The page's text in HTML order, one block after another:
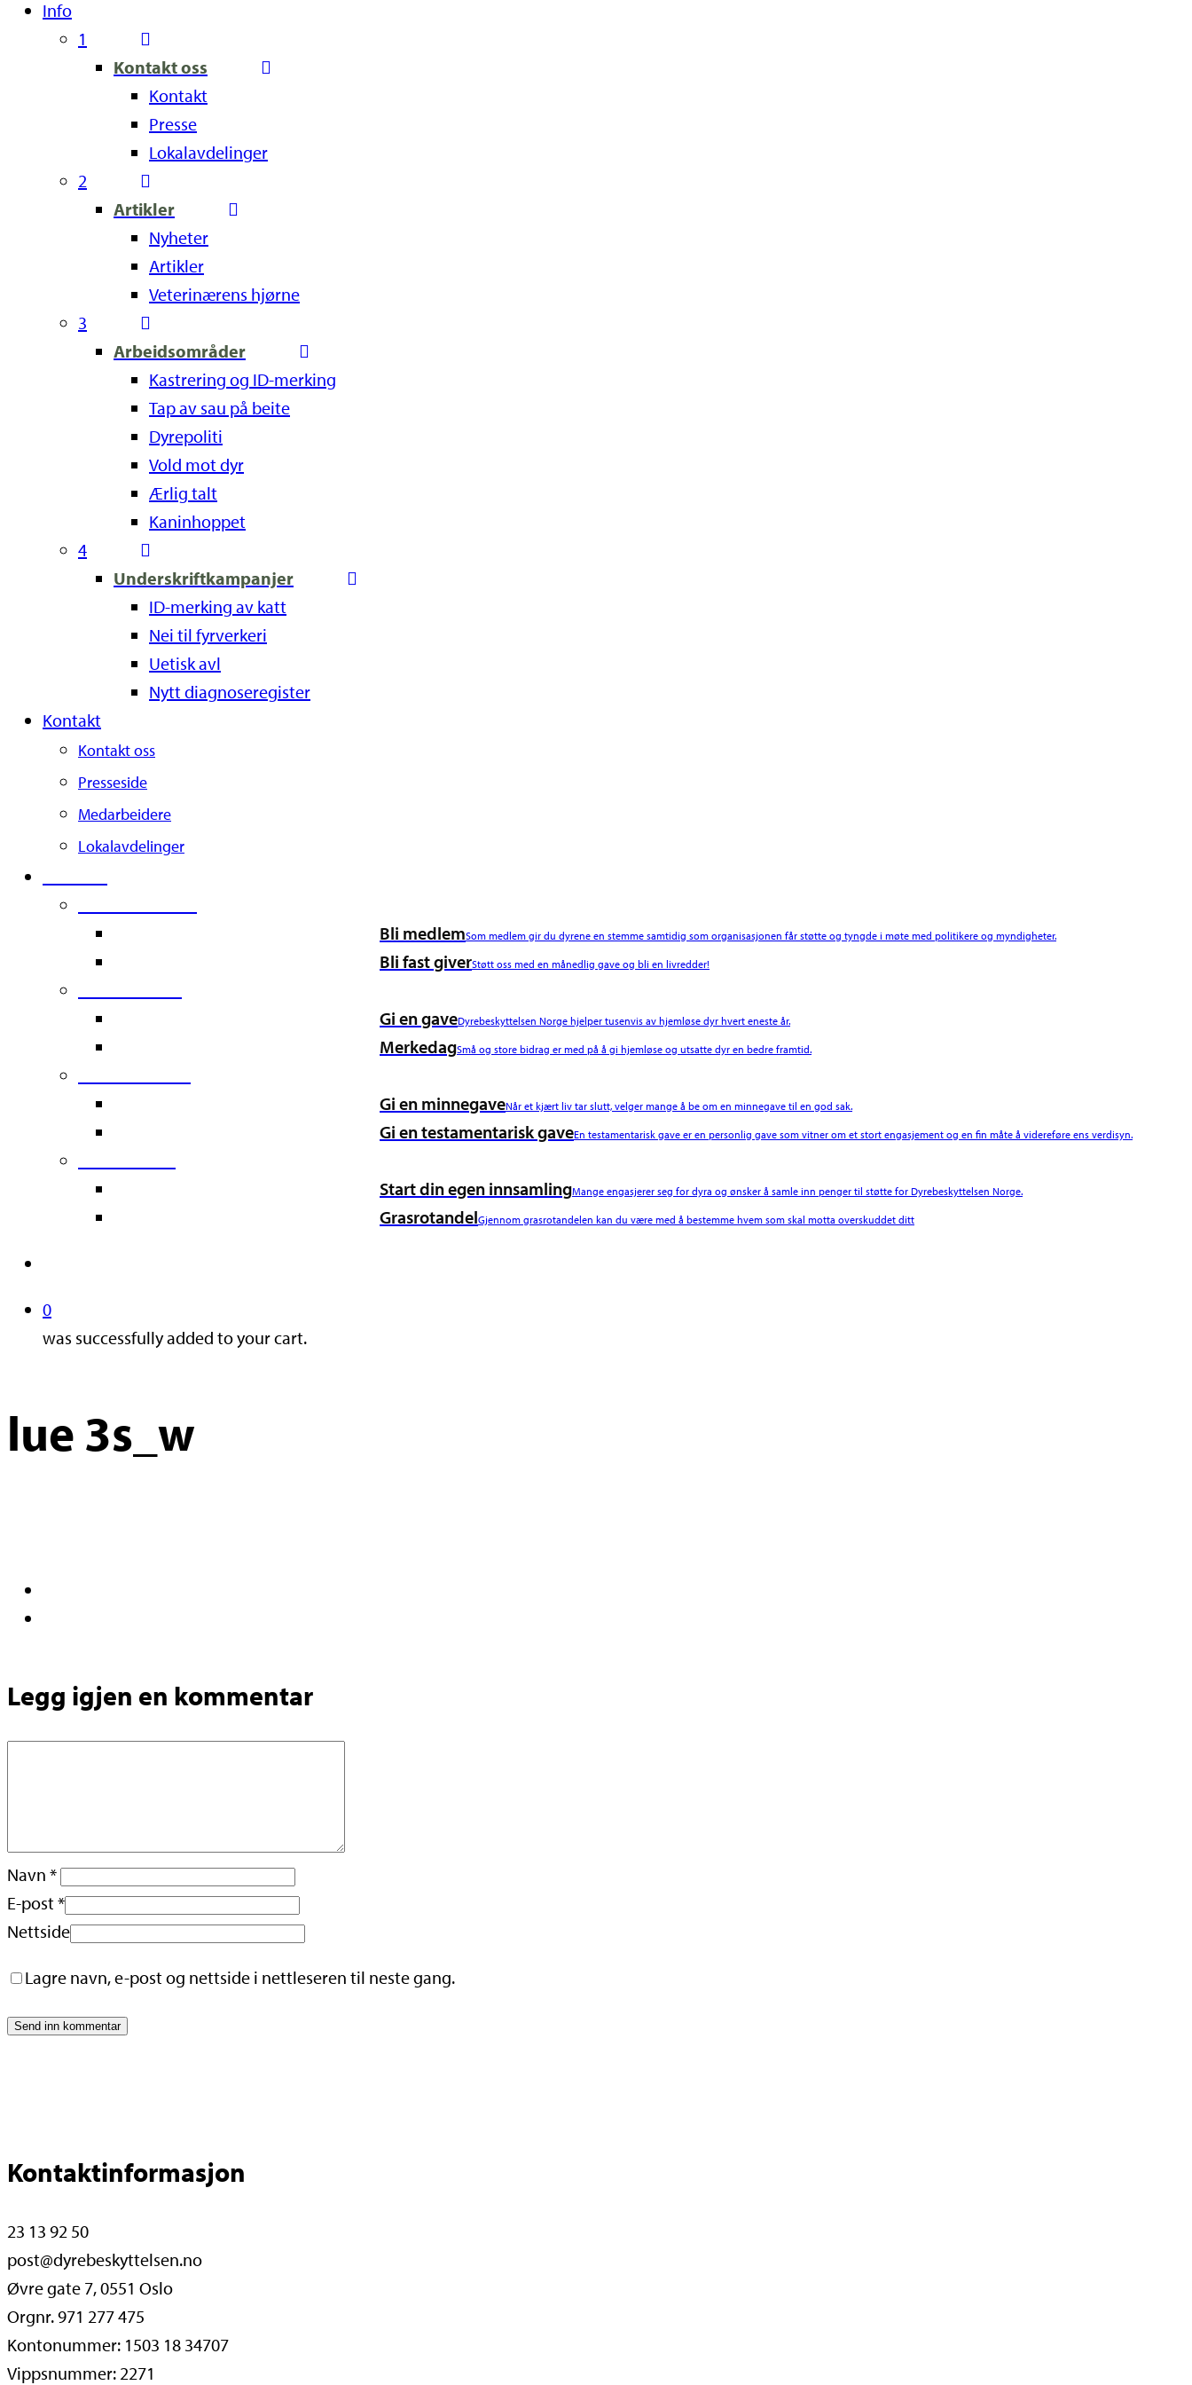
Info
1
Kontakt oss
Kontakt
Presse
Lokalavdelinger
2
Artikler
Nyheter
Artikler
Veterinærens hjørne
3
Arbeidsområder
Kastrering og ID-merking
Tap av sau på beite
Dyrepoliti
Vold mot dyr
Ærlig talt
Kaninhoppet
4
Underskriftkampanjer
ID-merking av katt
Nei til fyrverkeri
Uetisk avl
Nytt diagnoseregister
Kontakt
Kontakt oss
Presseside
Medarbeidere
Lokalavdelinger
Bli medlemSom medlem gir du dyrene en stemme samtidig som organisasjonen får støtte og tyngde i møte med politikere og myndigheter.
Bli fast giverStøtt oss med en månedlig gave og bli en livredder!
Gi en gaveDyrebeskyttelsen Norge hjelper tusenvis av hjemløse dyr hvert eneste år.
MerkedagSmå og store bidrag er med på å gi hjemløse og utsatte dyr en bedre framtid.
Gi en minnegaveNår et kjært liv tar slutt, velger mange å be om en minnegave til en god sak.
Gi en testamentarisk gaveEn testamentarisk gave er en personlig gave som vitner om et stort engasjement og en fin måte å videreføre ens verdisyn.
Start din egen innsamlingMange engasjerer seg for dyra og ønsker å samle inn penger til støtte for Dyrebeskyttelsen Norge.
GrasrotandelGjennom grasrotandelen kan du være med å bestemme hvem som skal motta overskuddet ditt
0
was successfully added to your cart.
lue 3s_w
Legg igjen en kommentar
Navn *
E-post*
Nettside
Lagre navn, e-post og nettside i nettleseren til neste gang.
Kontaktinformasjon
23 13 92 50
post@dyrebeskyttelsen.no
Øvre gate 7, 0551 Oslo
Orgnr. 971 277 475
Kontonummer: 1503 18 34707
Vippsnummer: 2271